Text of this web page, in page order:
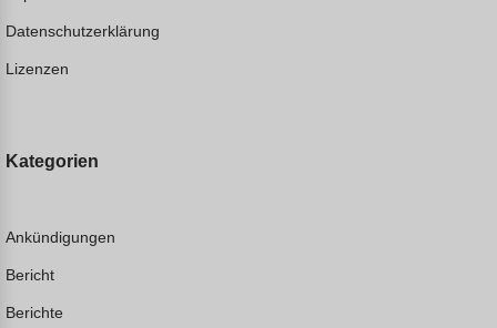
Datenschutzerklärung
Lizenzen
Kategorien
Ankündigungen
Bericht
Berichte